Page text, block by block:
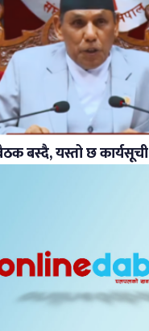
बैठक बस्दै, यस्तो छ कार्यसूची